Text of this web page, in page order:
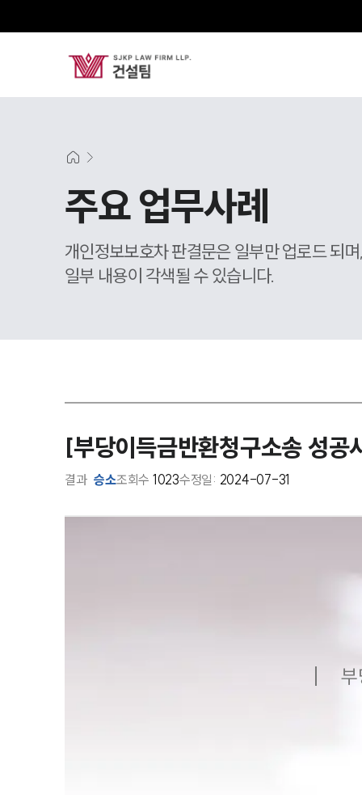
주요 업무사례
개인정보보호차 판결문은 일부만 업로드 되
일부 내용이 각색될 수 있습니다.
[부당이득금반환청구소송 성
결과 승소조회수 1023수정일: 2024-07-31